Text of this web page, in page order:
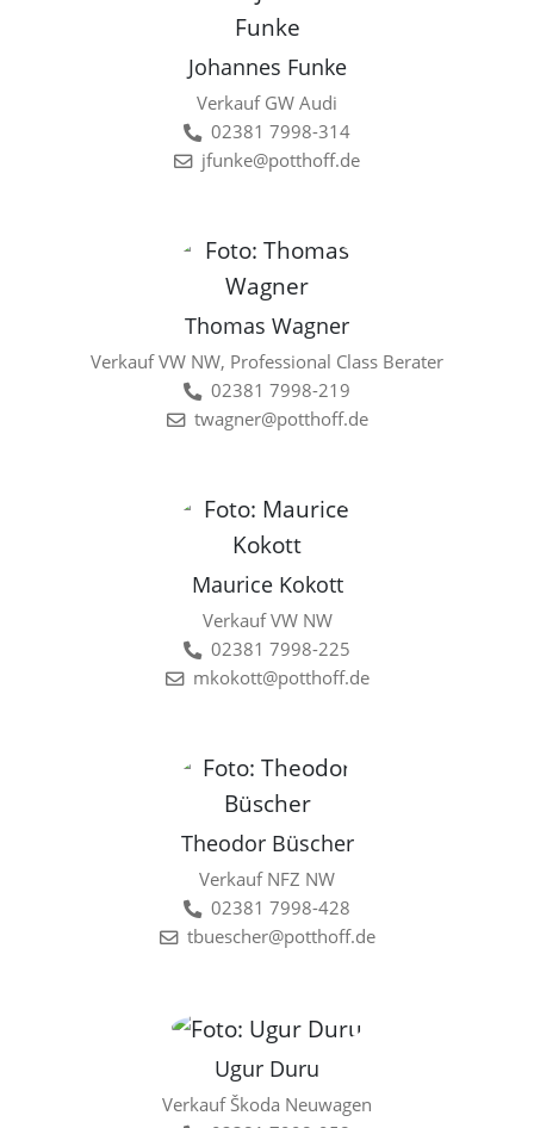
Johannes Funke
Verkauf GW Audi
02381 7998-314
jfunke@potthoff.de
Thomas Wagner
Verkauf VW NW, Professional Class Berater
02381 7998-219
twagner@potthoff.de
Maurice Kokott
Verkauf VW NW
02381 7998-225
mkokott@potthoff.de
Theodor Büscher
Verkauf NFZ NW
02381 7998-428
tbuescher@potthoff.de
Ugur Duru
Verkauf Škoda Neuwagen